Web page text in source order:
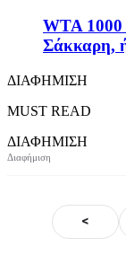
WTA 1000
Σάκκαρη,
ΔΙΑΦΗΜΙΣΗ
MUST READ
ΔΙΑΦΗΜΙΣΗ
<